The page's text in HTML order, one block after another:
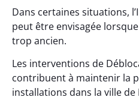
Dans certaines situations,
peut être envisagée
trop ancien.
Les interventions de
contribuent à maintenir la
installations dans la ville de